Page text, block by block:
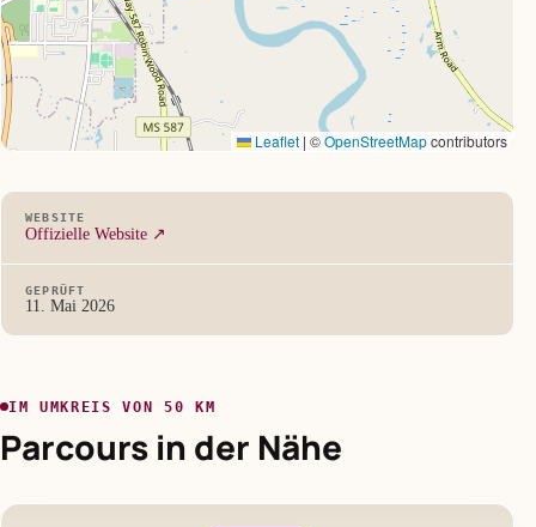
Leaflet | ©OpenStreetMapcontributors
WEBSITE
Offizielle Website ↗
GEPRÜFT
11. Mai 2026
IM UMKREIS VON 50 KM
Parcours in der Nähe